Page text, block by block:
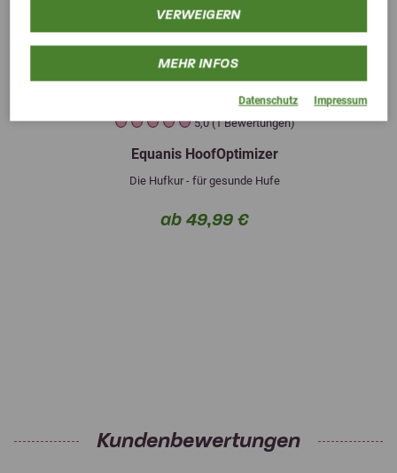
VERWEIGERN
MEHR INFOS
Datenschutz Impressum
5,0 (1 Bewertungen)
Equanis HoofOptimizer
Die Hufkur - für gesunde Hufe
ab 49,99 €
Next
Kundenbewertungen